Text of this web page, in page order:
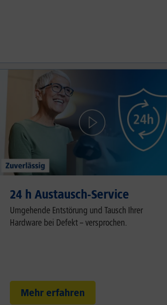
24 h Austausch-Service
Umgehende Entstörung und Tausch Ihrer
Hardware bei Defekt – versprochen.
Mehr erfahren